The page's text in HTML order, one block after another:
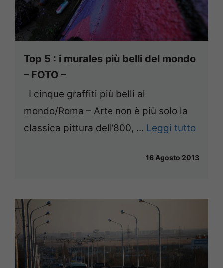
Top 5 : i murales più belli del mondo
– FOTO –
I cinque graffiti più belli al
mondo/Roma – Arte non è più solo la
classica pittura dell’800, ... Leggi tutto
16 Agosto 2013